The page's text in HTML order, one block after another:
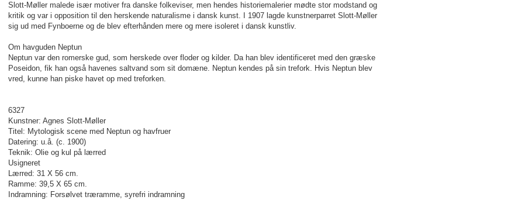
Slott-Møller malede især motiver fra danske folkeviser, men hendes historiemalerier mødte stor modstand og
kritik og var i opposition til den herskende naturalisme i dansk kunst. I 1907 lagde kunstnerparret Slott-Møller
sig ud med Fynboerne og de blev efterhånden mere og mere isoleret i dansk kunstliv.
Om havguden Neptun
Neptun var den romerske gud, som herskede over floder og kilder. Da han blev identificeret med den græske
Poseidon, fik han også havenes saltvand som sit domæne. Neptun kendes på sin trefork. Hvis Neptun blev
vred, kunne han piske havet op med treforken.
6327
Kunstner: Agnes Slott-Møller
Titel: Mytologisk scene med Neptun og havfruer
Datering: u.å. (c. 1900)
Teknik: Olie og kul på lærred
Usigneret
Lærred: 31 X 56 cm.
Ramme: 39,5 X 65 cm.
Indramning: Forsølvet træramme, syrefri indramning